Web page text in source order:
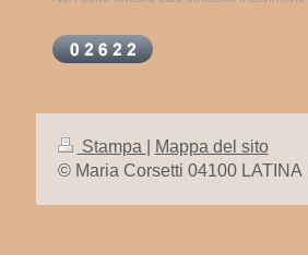
Stampa
Mappa del sito
© Maria Corsetti 04100 LATINA